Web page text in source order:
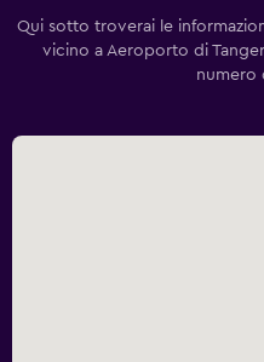
Qui sotto troverai le
vicino a Aeroporto di
numero